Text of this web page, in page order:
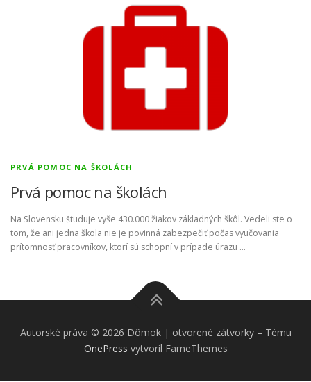
PRVÁ POMOC NA ŠKOLÁCH
Prvá pomoc na školách
Na Slovensku študuje vyše 430.000 žiakov základných škôl. Vedeli ste o
tom, že ani jedna škola nie je povinná zabezpečiť počas vyučovania
prítomnosť pracovníkov, ktorí sú schopní v prípade úrazu …
Autorské práva © 2026 Dômok | otvorené zátvorky – Tému
OnePress vytvoril FameThemes